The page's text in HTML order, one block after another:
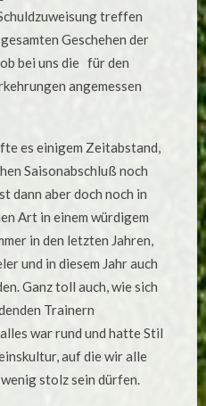
treffen
Geschehen der
bei uns die für den
angemessen
es einigem Zeitabstand,
Saisonabschluß noch
dann aber doch noch in
Art in einem würdigem
in den letzten Jahren,
und in diesem Jahr auch
Ganz toll auch, wie sich
Trainern
war rund und hatte Stil
auf die wir alle
stolz sein dürfen.